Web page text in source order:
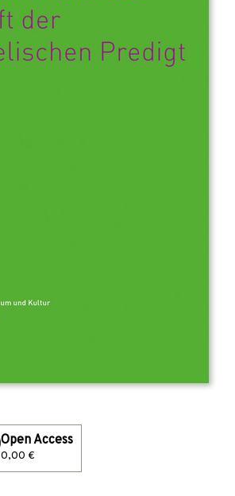
Open Access
0,00 €